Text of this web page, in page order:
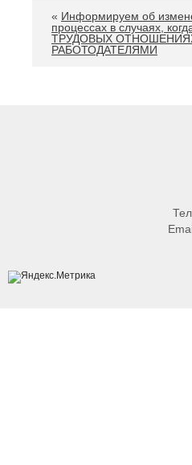
« Информируем об
процессах в случаях,
ТРУДОВЫХ
РАБОТОДАТЕЛЯМИ